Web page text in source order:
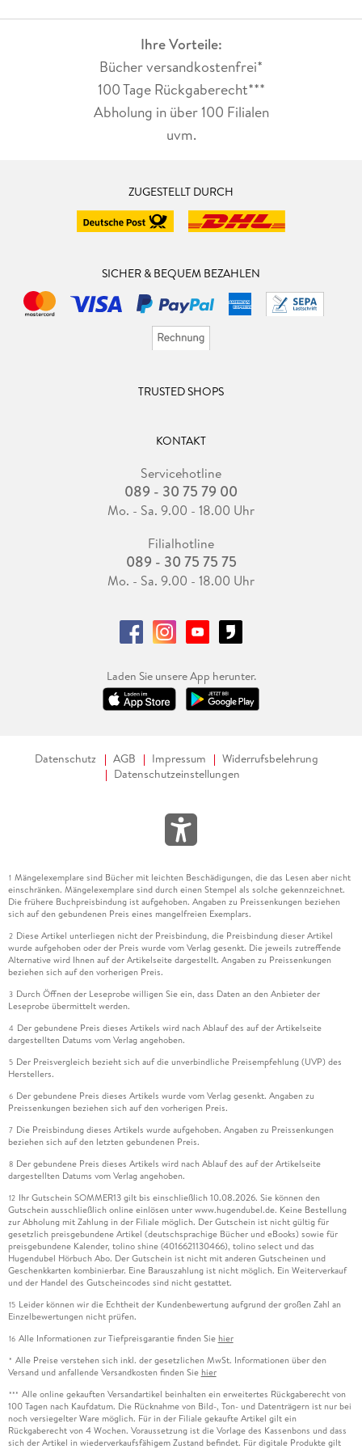
Ihre Vorteile:
Bücher versandkostenfrei*
100 Tage Rückgaberecht***
Abholung in über 100 Filialen
uvm.
ZUGESTELLT DURCH
SICHER & BEQUEM BEZAHLEN
TRUSTED SHOPS
KONTAKT
Servicehotline
089 - 30 75 79 00
Mo. - Sa. 9.00 - 18.00 Uhr
Filialhotline
089 - 30 75 75 75
Mo. - Sa. 9.00 - 18.00 Uhr
Laden Sie unsere App herunter.
Datenschutz AGB Impressum
Widerrufsbelehrung
Datenschutzeinstellungen
1 Mängelexemplare sind Bücher mit leichten Beschädigungen, die das Lesen aber nicht
einschränken. Mängelexemplare sind durch einen Stempel als solche gekennzeichnet.
Die frühere Buchpreisbindung ist aufgehoben. Angaben zu Preissenkungen beziehen
sich auf den gebundenen Preis eines mangelfreien Exemplars.
2 Diese Artikel unterliegen nicht der Preisbindung, die Preisbindung dieser Artikel
wurde aufgehoben oder der Preis wurde vom Verlag gesenkt. Die jeweils zutreffende
Alternative wird Ihnen auf der Artikelseite dargestellt. Angaben zu Preissenkungen
beziehen sich auf den vorherigen Preis.
3 Durch Öffnen der Leseprobe willigen Sie ein, dass Daten an den Anbieter der
Leseprobe übermittelt werden.
4 Der gebundene Preis dieses Artikels wird nach Ablauf des auf der Artikelseite
dargestellten Datums vom Verlag angehoben.
5 Der Preisvergleich bezieht sich auf die unverbindliche Preisempfehlung (UVP) des
Herstellers.
6 Der gebundene Preis dieses Artikels wurde vom Verlag gesenkt. Angaben zu
Preissenkungen beziehen sich auf den vorherigen Preis.
7 Die Preisbindung dieses Artikels wurde aufgehoben. Angaben zu Preissenkungen
beziehen sich auf den letzten gebundenen Preis.
8 Der gebundene Preis dieses Artikels wird nach Ablauf des auf der Artikelseite
dargestellten Datums vom Verlag angehoben.
12 Ihr Gutschein SOMMER13 gilt bis einschließlich 10.08.2026. Sie können den
Gutschein ausschließlich online einlösen unter www.hugendubel.de. Keine Bestellung
zur Abholung mit Zahlung in der Filiale möglich. Der Gutschein ist nicht gültig für
gesetzlich preisgebundene Artikel (deutschsprachige Bücher und eBooks) sowie für
preisgebundene Kalender, tolino shine (4016621130466), tolino select und das
Hugendubel Hörbuch Abo. Der Gutschein ist nicht mit anderen Gutscheinen und
Geschenkkarten kombinierbar. Eine Barauszahlung ist nicht möglich. Ein Weiterverkauf
und der Handel des Gutscheincodes sind nicht gestattet.
15 Leider können wir die Echtheit der Kundenbewertung aufgrund der großen Zahl an
Einzelbewertungen nicht prüfen.
16 Alle Informationen zur Tiefpreisgarantie finden Sie hier
* Alle Preise verstehen sich inkl. der gesetzlichen MwSt. Informationen über den
Versand und anfallende Versandkosten finden Sie hier
*** Alle online gekauften Versandartikel beinhalten ein erweitertes Rückgaberecht von
100 Tagen nach Kaufdatum. Die Rücknahme von Bild-, Ton- und Datenträgern ist nur bei
noch versiegelter Ware möglich. Für in der Filiale gekaufte Artikel gilt ein
Rückgaberecht von 4 Wochen. Voraussetzung ist die Vorlage des Kassenbons und dass
sich der Artikel in wiederverkaufsfähigem Zustand befindet. Für digitale Produkte gilt